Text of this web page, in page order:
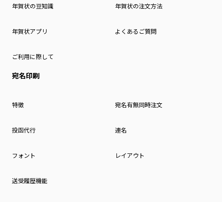
年賀状の豆知識 年賀状の注文方法
年賀状アプリ よくあるご質問
ご利用に際して
宛名印刷
特徴 宛名有無同時注文
投函代行 連名
フォント レイアウト
送受履歴機能